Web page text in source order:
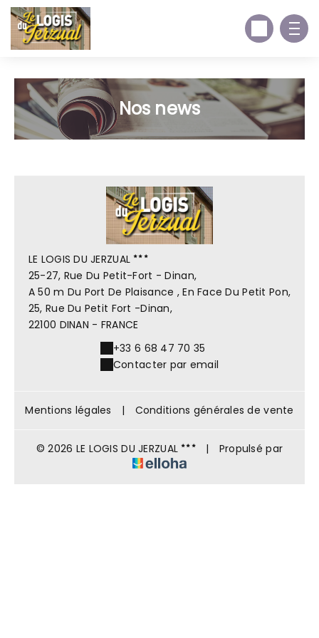
Nos news
LE LOGIS DU JERZUAL
25-27, Rue Du Petit-Fort - Dinan,
A 50 m Du Port De Plaisance , En Face Du Petit Pon,
25, Rue Du Petit Fort -Dinan,
22100 DINAN - FRANCE
+33 6 68 47 70 35
Contacter par email
Mentions légales | Conditions générales de vente
© 2026 LE LOGIS DU JERZUAL | Propulsé par